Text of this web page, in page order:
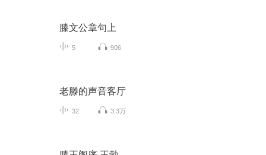
滕文公章句上
5 906
老滕的声音客厅
32 3.3万